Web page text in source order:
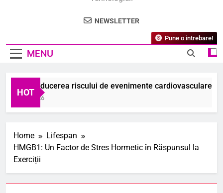
NEWSLETTER
MENU
Pune o intrebare!
HOT
Reducerea riscului de evenimente cardiovasculare
2026
Home
Lifespan
HMGB1: Un Factor de Stres Hormetic în Răspunsul la
Exerciții